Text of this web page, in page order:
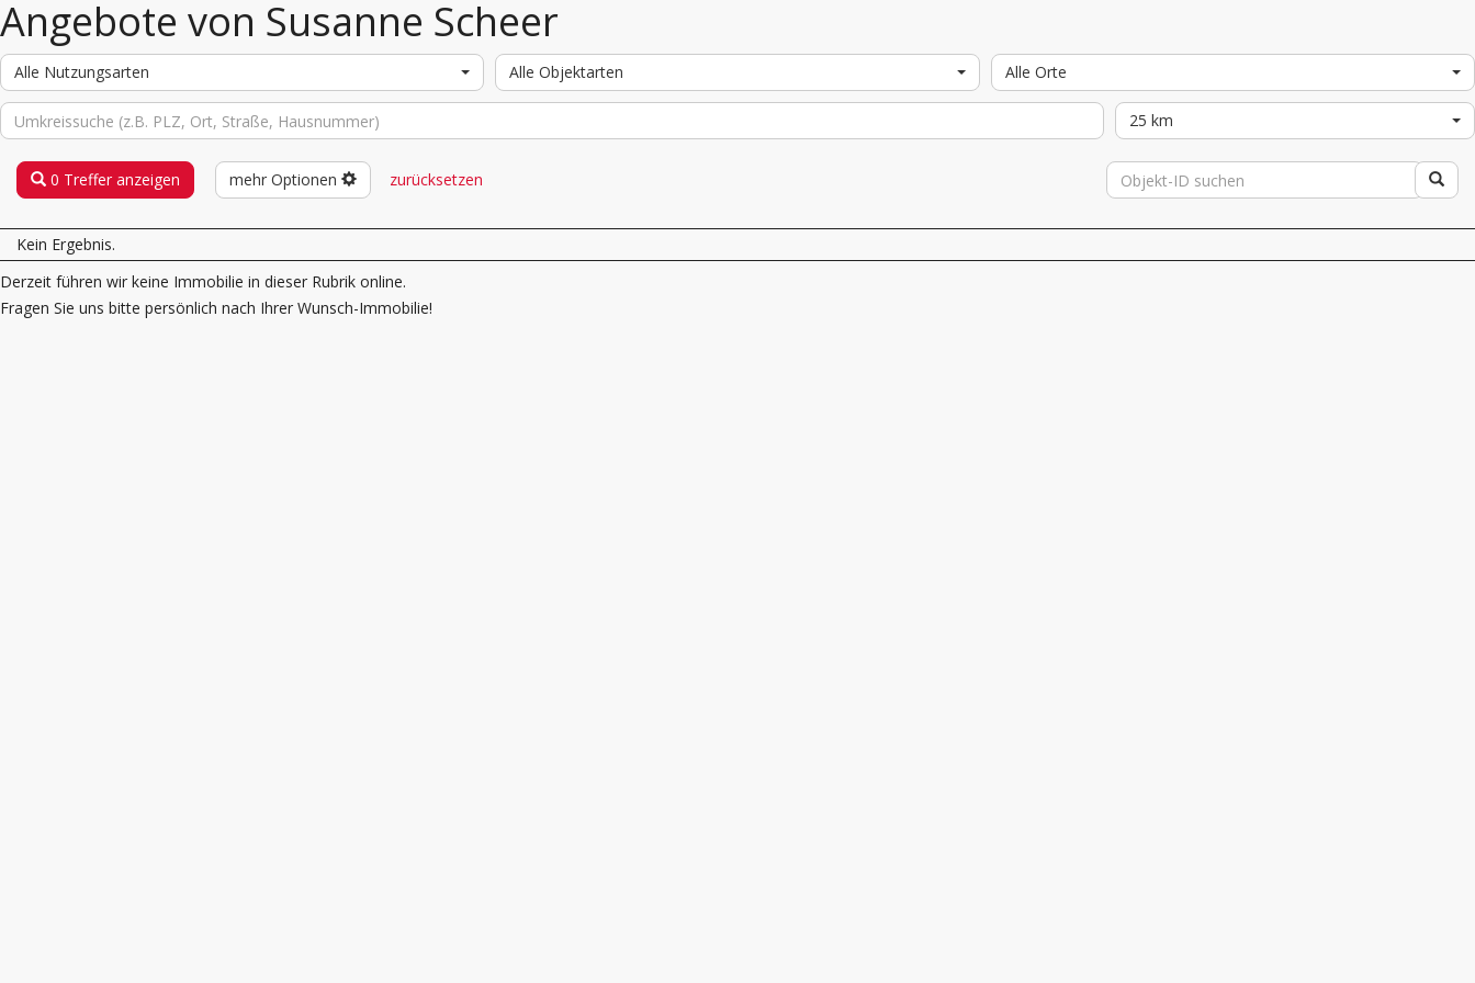
Angebote von Susanne Scheer
Alle Nutzungsarten Alle Objektarten Alle Orte
25 km
0 Treffer anzeigen mehr Optionen zurücksetzen
Kein Ergebnis.
Derzeit führen wir keine Immobilie in dieser Rubrik online.
Fragen Sie uns bitte persönlich nach Ihrer Wunsch-Immobilie!